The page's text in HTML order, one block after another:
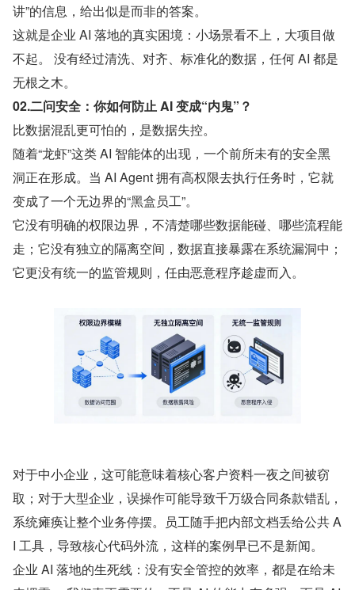
讲”的信息，给出似是而非的答案。
这就是企业 AI 落地的真实困境：小场景看不上，大项目做
不起。 没有经过清洗、对齐、标准化的数据，任何 AI 都是
无根之木。
02.二问安全：你如何防止 AI 变成“内鬼”？
比数据混乱更可怕的，是数据失控。
随着“龙虾”这类 AI 智能体的出现，一个前所未有的安全黑
洞正在形成。当 AI Agent 拥有高权限去执行任务时，它就
变成了一个无边界的“黑盒员工”。
它没有明确的权限边界，不清楚哪些数据能碰、哪些流程能
走；它没有独立的隔离空间，数据直接暴露在系统漏洞中；
它更没有统一的监管规则，任由恶意程序趁虚而入。
对于中小企业，这可能意味着核心客户资料一夜之间被窃
取；对于大型企业，误操作可能导致千万级合同条款错乱，
系统瘫痪让整个业务停摆。员工随手把内部文档丢给公共 A
I 工具，导致核心代码外流，这样的案例早已不是新闻。
企业 AI 落地的生死线：没有安全管控的效率，都是在给未